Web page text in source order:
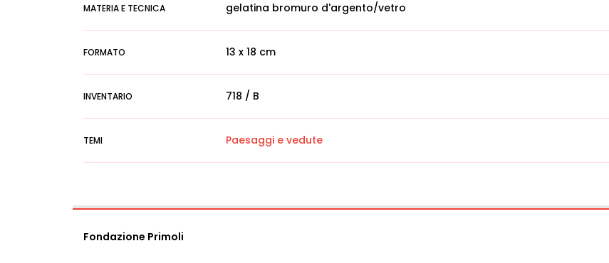
MATERIA E TECNICA gelatina bromuro d'argento/vetro
FORMATO 13 x 18 cm
INVENTARIO 718 / B
TEMI Paesaggi e vedute
Fondazione Primoli